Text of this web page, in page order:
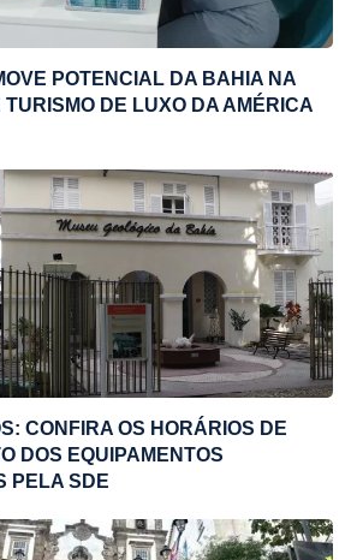
POTENCIAL DA BAHIA NA
TURISMO DE LUXO DA AMÉRICA
CONFIRA OS HORÁRIOS DE
DOS EQUIPAMENTOS
PELA SDE